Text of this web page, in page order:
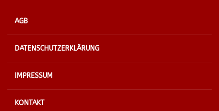
AGB
DATENSCHUTZERKLÄRUNG
IMPRESSUM
KONTAKT